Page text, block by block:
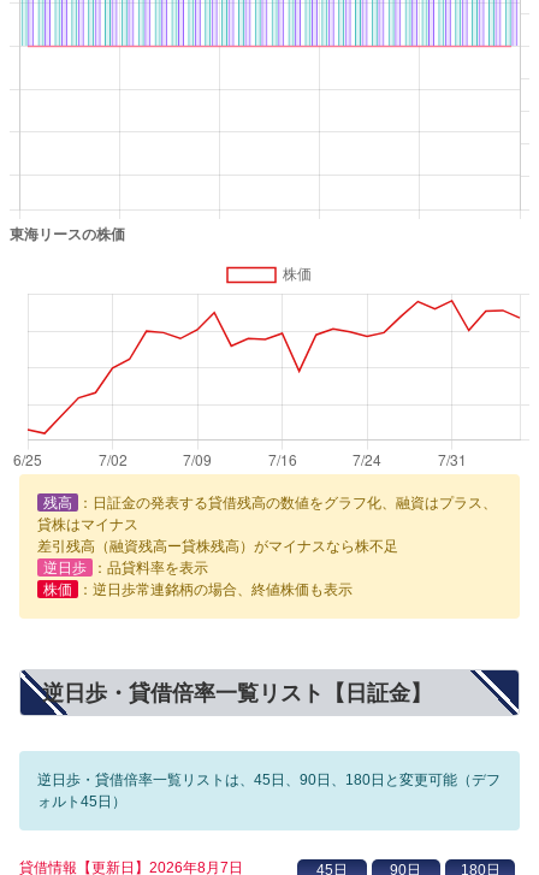
残高
：日証金の発表する貸借残高の数値をグラフ化、融資はプラス、
貸株はマイナス
差引残高（融資残高ー貸株残高）がマイナスなら株不足
逆日歩
：品貸料率を表示
株価
：逆日歩常連銘柄の場合、終値株価も表示
逆日歩・貸借倍率一覧リスト【日証金】
逆日歩・貸借倍率一覧リストは、45日、90日、180日と変更可能（デフ
ォルト45日）
貸借情報【更新日】2026年8月7日